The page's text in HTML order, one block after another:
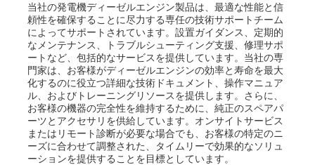
当社の発電機ディーゼルエンジン製品は、最適な性能と信
頼性を確保することに尽力する専任の技術サポートチーム
によってサポートされています。設置ガイダンス、定期的
なメンテナンス、トラブルシューティング支援、修理サポ
ートなど、包括的なサービスを提供しています。当社の専
門家は、お客様がディーゼルエンジンの効率と寿命を最大
化するのに役立つ詳細な技術ドキュメント、操作マニュア
ル、およびトレーニングリソースを提供します。さらに、
お客様の機器の完全性を維持するために、純正のスペアパ
ーツとアクセサリを供給しています。オンサイトサービス
またはリモート診断が必要な場合でも、お客様の特定のニ
ーズに合わせて調整された、タイムリーで効果的なソリュ
ーションを提供することを目標としています。